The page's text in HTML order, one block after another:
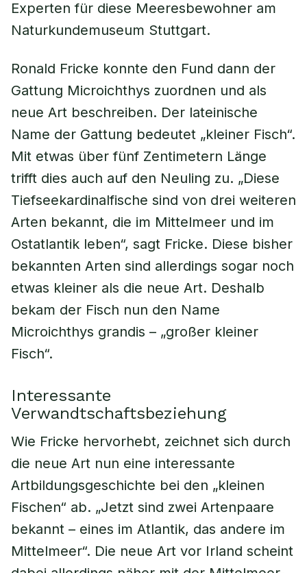
Experten für diese Meeresbewohner am
Naturkundemuseum Stuttgart.
Ronald Fricke konnte den Fund dann der
Gattung Microichthys zuordnen und als
neue Art beschreiben. Der lateinische
Name der Gattung bedeutet „kleiner Fisch“.
Mit etwas über fünf Zentimetern Länge
trifft dies auch auf den Neuling zu. „Diese
Tiefseekardinalfische sind von drei weiteren
Arten bekannt, die im Mittelmeer und im
Ostatlantik leben“, sagt Fricke. Diese bisher
bekannten Arten sind allerdings sogar noch
etwas kleiner als die neue Art. Deshalb
bekam der Fisch nun den Name
Microichthys grandis – „großer kleiner
Fisch“.
Interessante
Verwandtschaftsbeziehung
Wie Fricke hervorhebt, zeichnet sich durch
die neue Art nun eine interessante
Artbildungsgeschichte bei den „kleinen
Fischen“ ab. „Jetzt sind zwei Artenpaare
bekannt – eines im Atlantik, das andere im
Mittelmeer“. Die neue Art vor Irland scheint